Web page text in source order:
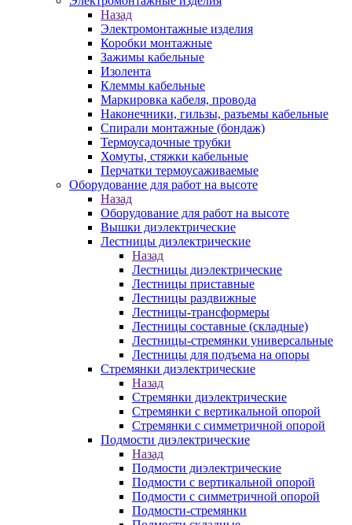
Назад
Электромонтажные изделия
Коробки монтажные
Зажимы кабельные
Изолента
Клеммы кабельные
Маркировка кабеля, провода
Наконечники, гильзы, разъемы кабельные
Спирали монтажные (бондаж)
Термоусадочные трубки
Хомуты, стяжки кабельные
Перчатки термоусаживаемые
Оборудование для работ на высоте
Назад
Оборудование для работ на высоте
Вышки диэлектрические
Лестницы диэлектрические
Назад
Лестницы диэлектрические
Лестницы приставные
Лестницы раздвижные
Лестницы-трансформеры
Лестницы составные (складные)
Лестницы-стремянки универсальные
Лестницы для подъема на опоры
Стремянки диэлектрические
Назад
Стремянки диэлектрические
Стремянки с вертикальной опорой
Стремянки с симметричной опорой
Подмости диэлектрические
Назад
Подмости диэлектрические
Подмости с вертикальной опорой
Подмости с симметричной опорой
Подмости-стремянки